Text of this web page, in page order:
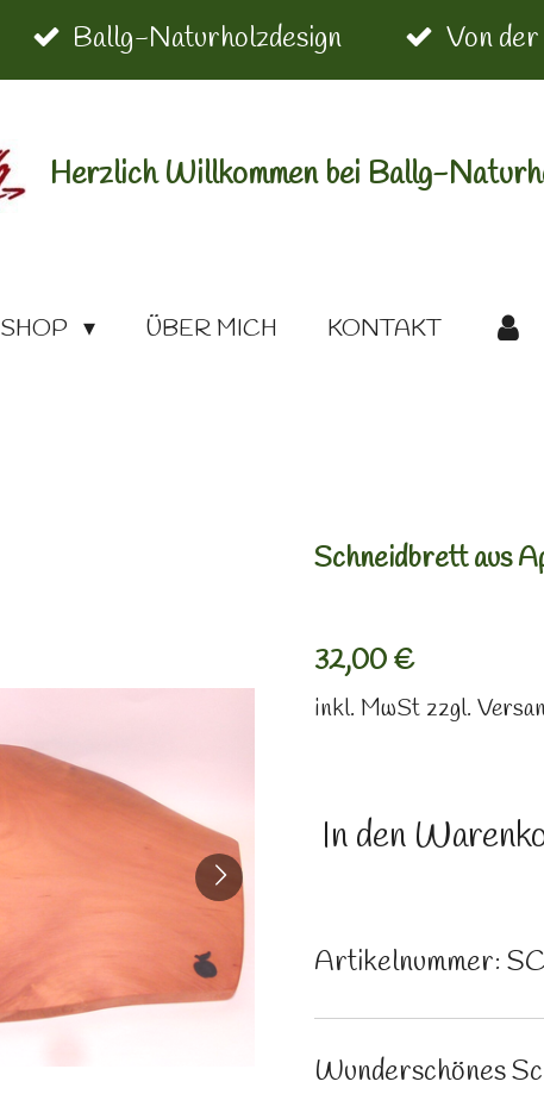
Ballg-Naturholzdesign Von
Herzlich Willkommen bei Ballg-
SHOP ÜBER MICH KONTAKT
Schneidbrett aus
32,00 €
inkl. MwSt zzgl.
In den
Artikelnummer:
Wunderschönes